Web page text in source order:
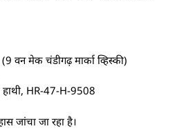
वन मेक चंडीगढ़ मार्का व्हिस्की)
हाथी, HR-47-H-9508
जांचा जा रहा है।